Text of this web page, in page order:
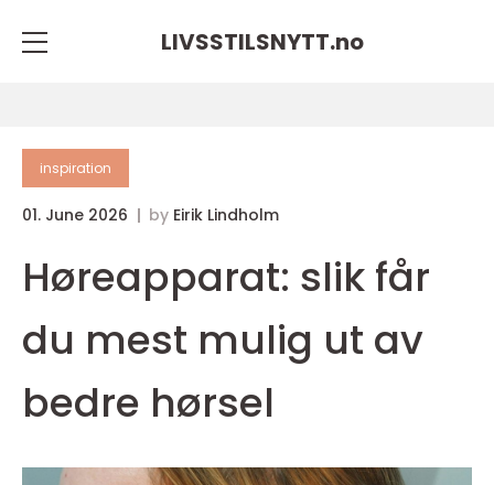
LIVSSTILSNYTT.no
inspiration
01. June 2026 by Eirik Lindholm
Høreapparat: slik får
du mest mulig ut av
bedre hørsel